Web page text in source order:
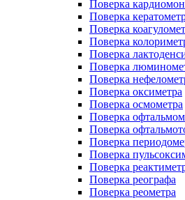
Поверка
Поверка
Поверка
Поверка
Поверка
Поверка
Поверка
Поверка оксиметра
Поверка осмометра
Поверка
Поверка
Поверка
Поверка
Поверка
Поверка реографа
Поверка реометра